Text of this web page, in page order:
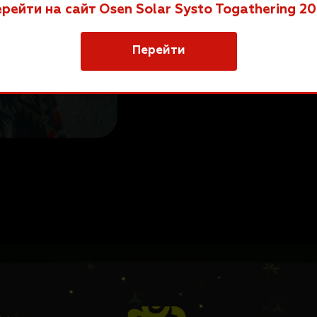
на сайт Osen Solar Systo Togathering
Перейти